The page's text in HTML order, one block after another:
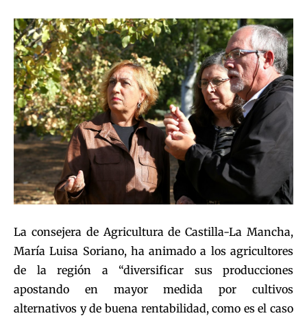
La consejera de Agricultura de Castilla-La Mancha,
María Luisa Soriano, ha animado a los agricultores
de la región a “diversificar sus producciones
apostando en mayor medida por cultivos
alternativos y de buena rentabilidad, como es el caso